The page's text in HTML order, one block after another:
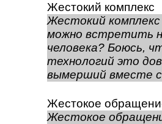
Жестокий комплекс
Жестокий
можно встретить
человека? Боюсь,
технологий это
вымерший вместе
Жестокое
Жестокое